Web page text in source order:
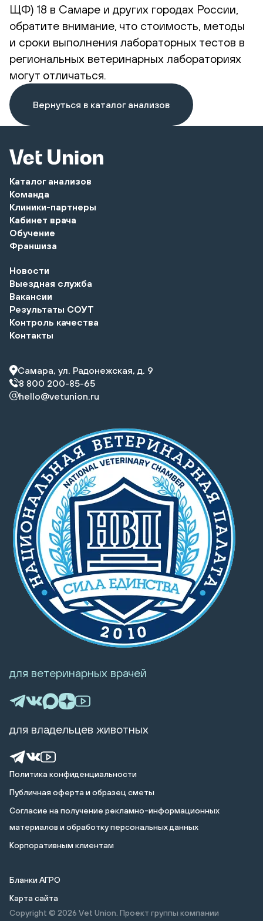
ЩФ) 18 в Самаре и других городах России,
обратите внимание, что стоимость, методы
и сроки выполнения лабораторных тестов в
региональных ветеринарных лабораториях
могут отличаться.
Вернуться в каталог анализов
Каталог анализов
Команда
Клиники-партнеры
Кабинет врача
Обучение
Франшиза
Новости
Выездная служба
Вакансии
Результаты СОУТ
Контроль качества
Контакты
Самара, ул. Радонежская, д. 9
8 800 200-85-65
hello@vetunion.ru
Политика конфиденциальности
Публичная оферта и образец сметы
Cогласие на получение рекламно-информационных
материалов и обработку персональных данных
Корпоративным клиентам
Бланки АГРО
Карта сайта
Copyright © 2026 Vet Union. Проект группы компании
для ветеринарных врачей
для владельцев животных